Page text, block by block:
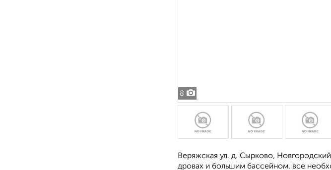
8
Веряжская ул. ​д. Сырково,
дровах и большим бассейном, все